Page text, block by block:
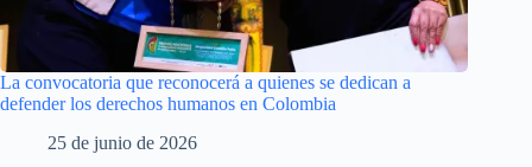
La convocatoria que reconocerá a quienes se dedican a
defender los derechos humanos en Colombia
25 de junio de 2026